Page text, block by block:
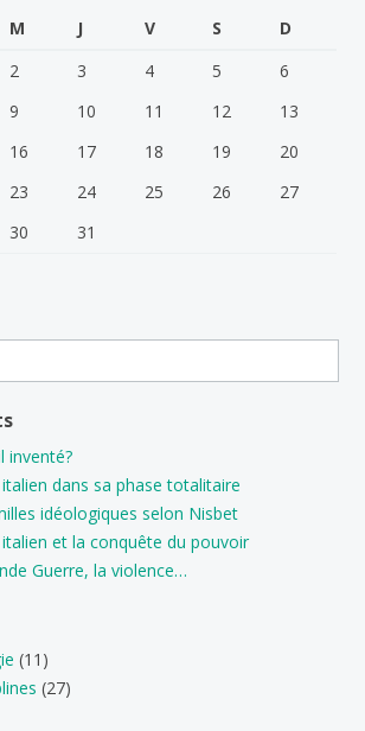
M J V S
D
2 3 4 5
6
9 10 11 12
13
16 17 18 19
20
23 24 25 26
27
30 31
inventé?
dans sa phase totalitaire
idéologiques selon Nisbet
et la conquête du pouvoir
Guerre, la violence…
(11)
(27)